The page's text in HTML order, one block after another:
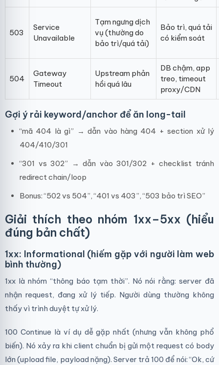
503
Service
Unavailable
Tạm ngưng dịch
vụ (thường do
bảo trì/quá tải)
Bảo trì, quá tải
có kiểm soát
504
Gateway
Timeout
Upstream phản
hồi quá lâu
DB chậm, app
treo, timeout
proxy/CDN
Gợi ý rải keyword/anchor để ăn long-tail
“mã 404 là gì” → dẫn vào hàng 404 + section xử lý
404/410/301
“301 vs 302” → dẫn vào 301/302 + checklist tránh
redirect chain/loop
Bonus: “502 vs 504”, “401 vs 403”, “503 bảo trì SEO”
Giải thích theo nhóm 1xx–5xx (hiểu
đúng bản chất)
1xx: Informational (hiếm gặp với người làm web
bình thường)
1xx là nhóm “thông báo tạm thời”. Nó nói rằng: server đã
nhận request, đang xử lý tiếp. Người dùng thường không
thấy vì trình duyệt tự xử lý.
100 Continue là ví dụ dễ gặp nhất (nhưng vẫn không phổ
biến). Nó xảy ra khi client chuẩn bị gửi một request có body
lớn (upload file, payload nặng). Server trả 100 để nói: “Ok, cứ